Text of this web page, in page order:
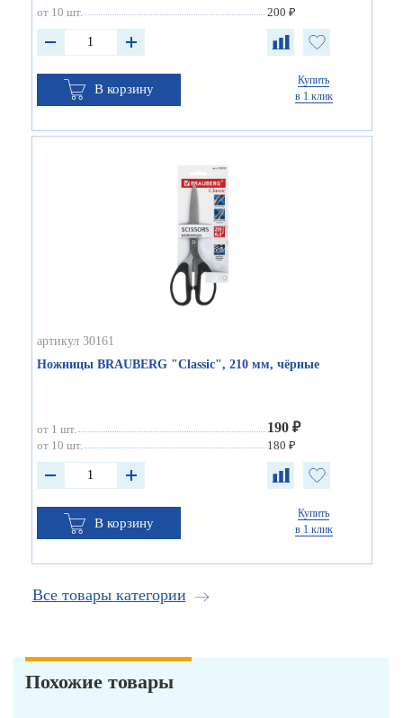
от 10 шт. 200 ₽
В корзину
Купить
в 1 клик
артикул 30161
Ножницы BRAUBERG "Classic", 210 мм, чёрные
от 1 шт. 190 ₽
от 10 шт. 180 ₽
В корзину
Купить
в 1 клик
Все товары категории
Похожие товары